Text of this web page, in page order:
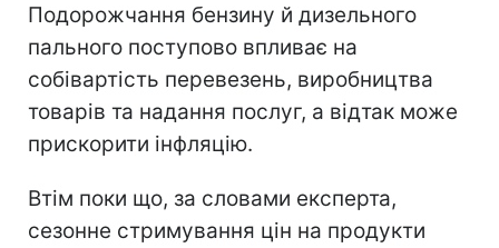
Подорожчання бензину й дизельного
пального поступово впливає на
собівартість перевезень, виробництва
товарів та надання послуг, а відтак може
прискорити інфляцію.
Втім поки що, за словами експерта,
сезонне стримування цін на продукти